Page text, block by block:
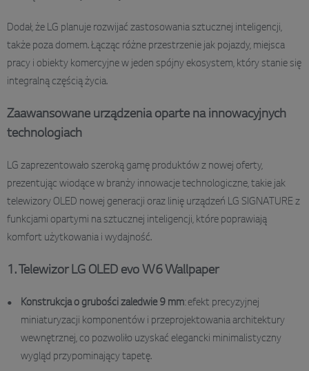
Dodał, że LG planuje rozwijać zastosowania sztucznej inteligencji,
także poza domem. Łącząc różne przestrzenie jak pojazdy, miejsca
pracy i obiekty komercyjne w jeden spójny ekosystem, który stanie się
integralną częścią życia.
Zaawansowane urządzenia oparte na innowacyjnych
technologiach
LG zaprezentowało szeroką gamę produktów z nowej oferty,
prezentując wiodące w branży innowacje technologiczne, takie jak
telewizory OLED nowej generacji oraz linię urządzeń LG SIGNATURE z
funkcjami opartymi na sztucznej inteligencji, które poprawiają
komfort użytkowania i wydajność.
1. Telewizor LG OLED evo W6 Wallpaper
Konstrukcja o grubości zaledwie 9 mm: efekt precyzyjnej
miniaturyzacji komponentów i przeprojektowania architektury
wewnętrznej, co pozwoliło uzyskać elegancki minimalistyczny
wygląd przypominający tapetę.